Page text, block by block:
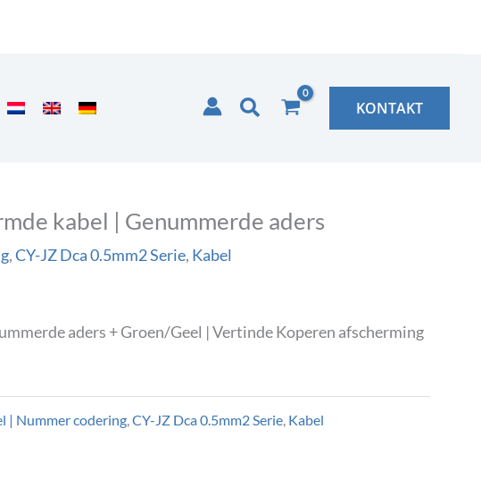
Zoeken KONTAKT
kabel | Genummerde aders
,CY-JZ Dca 0.5mm2 Serie, Kabel
aders + Groen/Geel | Vertinde Koperen afscherming
| Nummer codering,CY-JZ Dca 0.5mm2 Serie, Kabel